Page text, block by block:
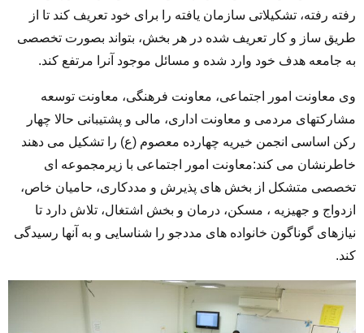
رفته رفته، تشکیلاتی سازمان یافته را برای خود تعریف کند تا از
طریق ساز و کار تعریف شده در هر بخش، بتواند بصورت تخصصی
به جامعه هدف خود وارد شده و مسائل موجود آنرا مرتفع کند.
وی معاونت امور اجتماعی، معاونت فرهنگی، معاونت توسعه
مشارکتهای مردمی و معاونت اداری، مالی و پشتیبانی حالا چهار
رکن اساسی انجمن خیریه چهارده معصوم (ع) را تشکیل می دهند
خاطرنشان می کند:معاونت امور اجتماعی با زیرمجموعه ای
تخصصی متشکل از بخش های پذیرش و مددکاری، حامیان خاص،
ازدواج و جهیزیه ، مسکن، درمان و بخش اشتغال، تلاش دارد تا
نیازهای گوناگون خانواده های مددجو را شناسایی و به آنها رسیدگی
کند.